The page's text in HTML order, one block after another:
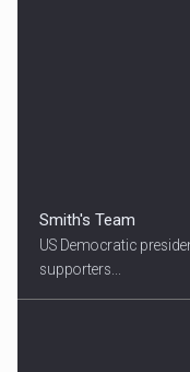
Smith's Team
US Democratic
supporters...